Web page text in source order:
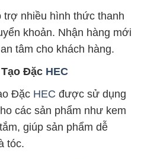
trợ nhiều hình thức thanh
khoản. Nhận hàng mới
tâm cho khách hàng.
Đặc HEC
Đặc HEC được sử dụng
các sản phẩm như kem
giúp sản phẩm dễ
tóc.